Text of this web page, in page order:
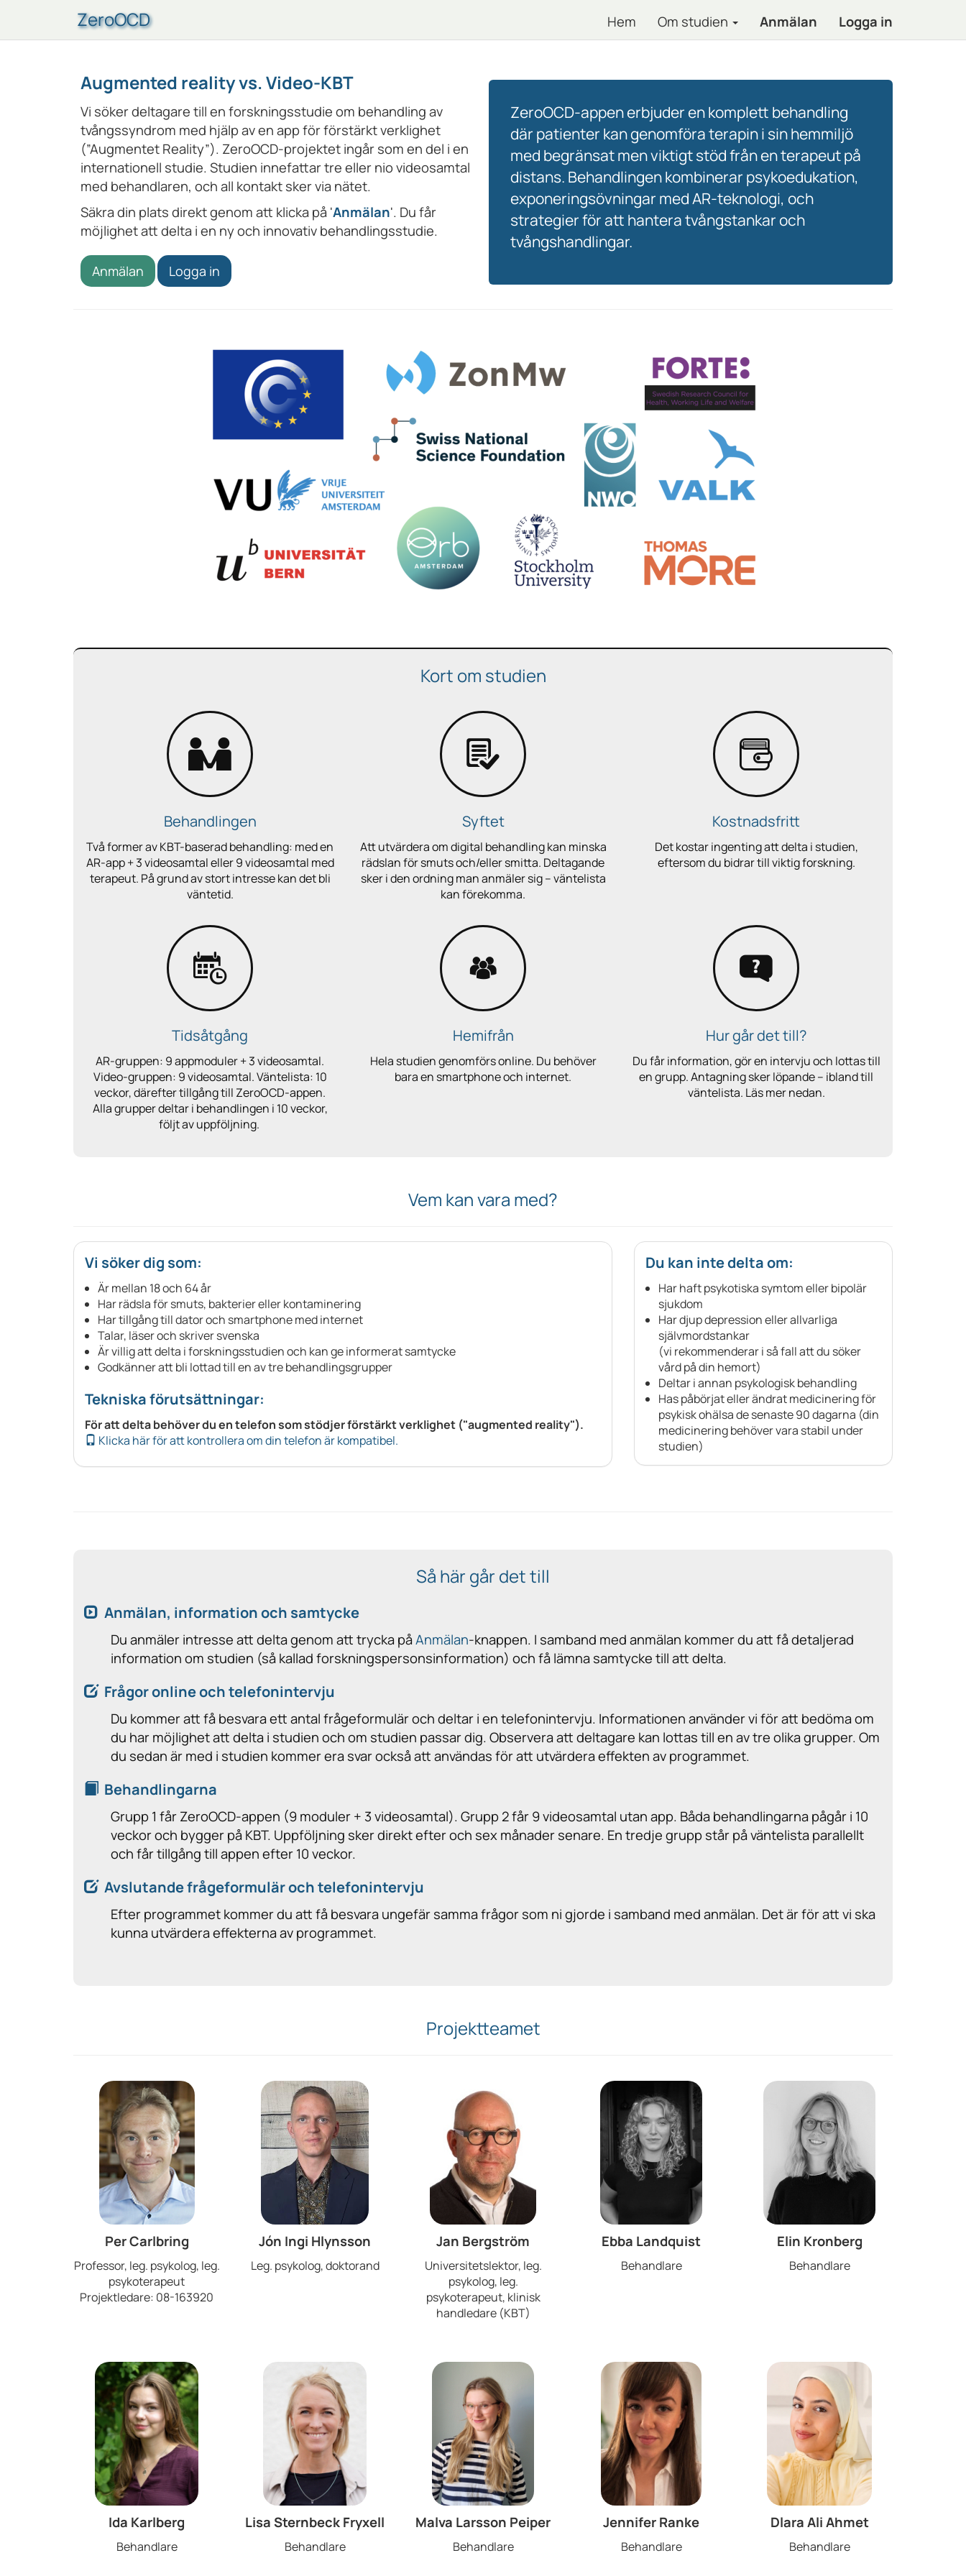
ZeroOCD Hem Om studien Anmälan Logga in
Augmented reality vs. Video-KBT
Vi söker deltagare till en forskningsstudie om behandling av
tvångssyndrom med hjälp av en app för förstärkt verklighet
(”Augmentet Reality”). ZeroOCD-projektet ingår som en del i en
internationell studie. Studien innefattar tre eller nio videosamtal
med behandlaren, och all kontakt sker via nätet.
Säkra din plats direkt genom att klicka på 'Anmälan'. Du får
möjlighet att delta i en ny och innovativ behandlingsstudie.
Anmälan Logga in
ZeroOCD-appen erbjuder en komplett behandling
där patienter kan genomföra terapin i sin hemmiljö
med begränsat men viktigt stöd från en terapeut på
distans. Behandlingen kombinerar psykoedukation,
exponeringsövningar med AR-teknologi, och
strategier för att hantera tvångstankar och
tvångshandlingar.
Kort om studien
Behandlingen
Två former av KBT-baserad behandling: med en
AR-app + 3 videosamtal eller 9 videosamtal med
terapeut. På grund av stort intresse kan det bli
väntetid.
Syftet
Att utvärdera om digital behandling kan minska
rädslan för smuts och/eller smitta. Deltagande
sker i den ordning man anmäler sig – väntelista
kan förekomma.
Kostnadsfritt
Det kostar ingenting att delta i studien,
eftersom du bidrar till viktig forskning.
Tidsåtgång
AR-gruppen: 9 appmoduler + 3 videosamtal.
Video-gruppen: 9 videosamtal. Väntelista: 10
veckor, därefter tillgång till ZeroOCD-appen.
Alla grupper deltar i behandlingen i 10 veckor,
följt av uppföljning.
Hemifrån
Hela studien genomförs online. Du behöver
bara en smartphone och internet.
Hur går det till?
Du får information, gör en intervju och lottas till
en grupp. Antagning sker löpande – ibland till
väntelista. Läs mer nedan.
Vem kan vara med?
Vi söker dig som:
Är mellan 18 och 64 år
Har rädsla för smuts, bakterier eller kontaminering
Har tillgång till dator och smartphone med internet
Talar, läser och skriver svenska
Är villig att delta i forskningsstudien och kan ge informerat samtycke
Godkänner att bli lottad till en av tre behandlingsgrupper
Tekniska förutsättningar:
För att delta behöver du en telefon som stödjer förstärkt verklighet ("augmented reality").
Klicka här för att kontrollera om din telefon är kompatibel.
Du kan inte delta om:
Har haft psykotiska symtom eller bipolär
sjukdom
Har djup depression eller allvarliga
självmordstankar
(vi rekommenderar i så fall att du söker
vård på din hemort)
Deltar i annan psykologisk behandling
Has påbörjat eller ändrat medicinering för
psykisk ohälsa de senaste 90 dagarna (din
medicinering behöver vara stabil under
studien)
Så här går det till
Anmälan, information och samtycke
Du anmäler intresse att delta genom att trycka påAnmälan-knappen. I samband med anmälan kommer du att få detaljerad
information om studien (så kallad forskningspersonsinformation) och få lämna samtycke till att delta.
Frågor online och telefonintervju
Du kommer att få besvara ett antal frågeformulär och deltar i en telefonintervju. Informationen använder vi för att bedöma om
du har möjlighet att delta i studien och om studien passar dig. Observera att deltagare kan lottas till en av tre olika grupper. Om
du sedan är med i studien kommer era svar också att användas för att utvärdera effekten av programmet.
Behandlingarna
Grupp 1 får ZeroOCD-appen (9 moduler + 3 videosamtal). Grupp 2 får 9 videosamtal utan app. Båda behandlingarna pågår i 10
veckor och bygger på KBT. Uppföljning sker direkt efter och sex månader senare. En tredje grupp står på väntelista parallellt
och får tillgång till appen efter 10 veckor.
Avslutande frågeformulär och telefonintervju
Efter programmet kommer du att få besvara ungefär samma frågor som ni gjorde i samband med anmälan. Det är för att vi ska
kunna utvärdera effekterna av programmet.
Projektteamet
Per Carlbring
Professor, leg. psykolog, leg.
psykoterapeut
Projektledare: 08-163920
Jón Ingi Hlynsson
Leg. psykolog, doktorand
Jan Bergström
Universitetslektor, leg.
psykolog, leg.
psykoterapeut, klinisk
handledare (KBT)
Ebba Landquist
Behandlare
Elin Kronberg
Behandlare
Ida Karlberg
Behandlare
Lisa Sternbeck Fryxell
Behandlare
Malva Larsson Peiper
Behandlare
Jennifer Ranke
Behandlare
Dlara Ali Ahmet
Behandlare